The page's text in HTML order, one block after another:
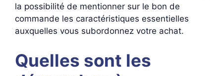
la possibilité de mentionner sur le bon de
commande les caractéristiques essentielles
auxquelles vous subordonnez votre achat.
Quelles sont les